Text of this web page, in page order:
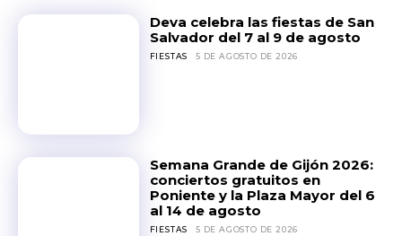
Deva celebra las fiestas de San
Salvador del 7 al 9 de agosto
FIESTAS 5 DE AGOSTO DE 2026
Semana Grande de Gijón 2026:
conciertos gratuitos en
Poniente y la Plaza Mayor del 6
al 14 de agosto
FIESTAS 5 DE AGOSTO DE 2026